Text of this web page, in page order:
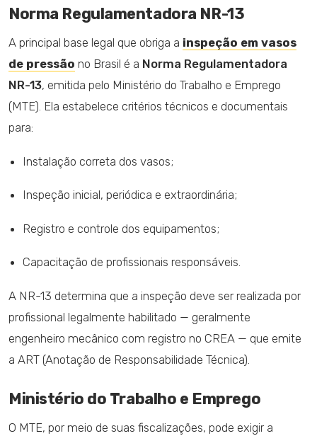
Norma Regulamentadora NR-13
A principal base legal que obriga a inspeção em vasos
de pressão no Brasil é a Norma Regulamentadora
NR-13, emitida pelo Ministério do Trabalho e Emprego
(MTE). Ela estabelece critérios técnicos e documentais
para:
Instalação correta dos vasos;
Inspeção inicial, periódica e extraordinária;
Registro e controle dos equipamentos;
Capacitação de profissionais responsáveis.
A NR-13 determina que a inspeção deve ser realizada por
profissional legalmente habilitado — geralmente
engenheiro mecânico com registro no CREA — que emite
a ART (Anotação de Responsabilidade Técnica).
Ministério do Trabalho e Emprego
O MTE, por meio de suas fiscalizações, pode exigir a